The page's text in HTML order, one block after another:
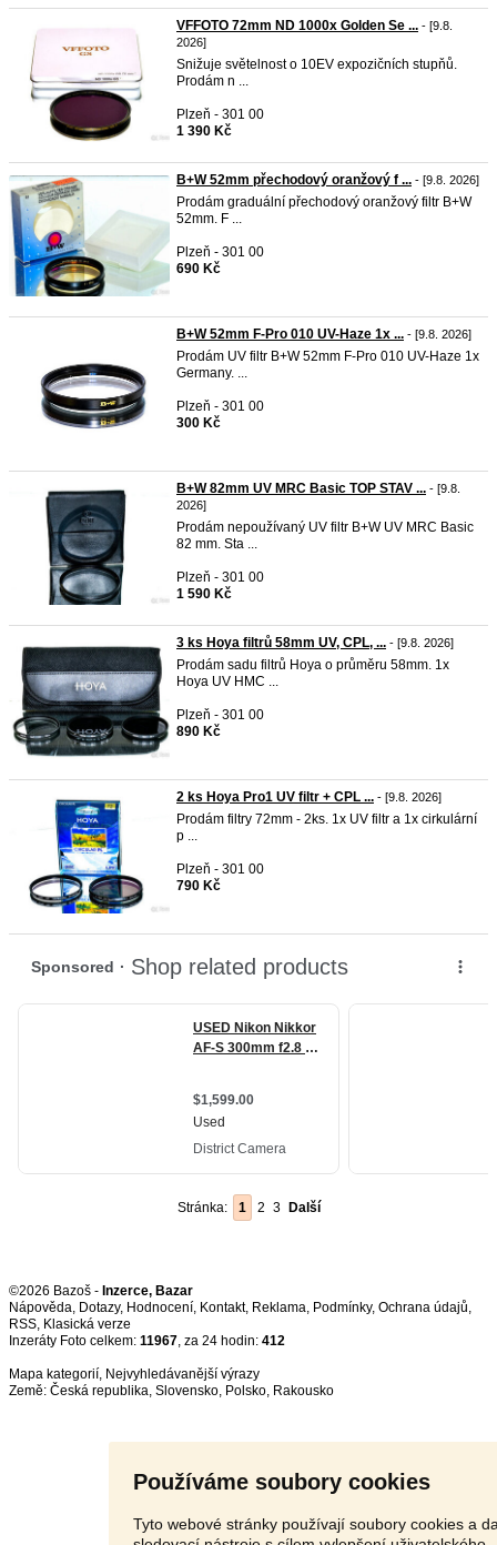
Používáme soubory cookies
Tyto webové stránky používají soubory cookies a
VFFOTO 72mm ND 1000x Golden Se ... - [9.8.
2026]
Snižuje světelnost o 10EV expozičních stupňů.
Prodám n ...
Plzeň - 301 00
1 390 Kč
B+W 52mm přechodový oranžový f ... - [9.8. 2026]
Prodám graduální přechodový oranžový filtr B+W
52mm. F ...
Plzeň - 301 00
690 Kč
B+W 52mm F-Pro 010 UV-Haze 1x ... - [9.8. 2026]
Prodám UV filtr B+W 52mm F-Pro 010 UV-Haze 1x
Germany. ...
Plzeň - 301 00
300 Kč
B+W 82mm UV MRC Basic TOP STAV ... - [9.8.
2026]
Prodám nepoužívaný UV filtr B+W UV MRC Basic
82 mm. Sta ...
Plzeň - 301 00
1 590 Kč
3 ks Hoya filtrů 58mm UV, CPL, ... - [9.8. 2026]
Prodám sadu filtrů Hoya o průměru 58mm. 1x
Hoya UV HMC ...
Plzeň - 301 00
890 Kč
2 ks Hoya Pro1 UV filtr + CPL ... - [9.8. 2026]
Prodám filtry 72mm - 2ks. 1x UV filtr a 1x cirkulární
p ...
Plzeň - 301 00
790 Kč
Stránka: 1 2 3 Další
©2026 Bazoš - Inzerce, Bazar
Nápověda, Dotazy, Hodnocení, Kontakt, Reklama, Podmínky, Ochrana údajů,
RSS,
Inzeráty Foto celkem: 11967, za 24 hodin: 412
Mapa kategorií, Nejvyhledávanější výrazy
Země: Česká republika, Slovensko, Polsko, Rakousko